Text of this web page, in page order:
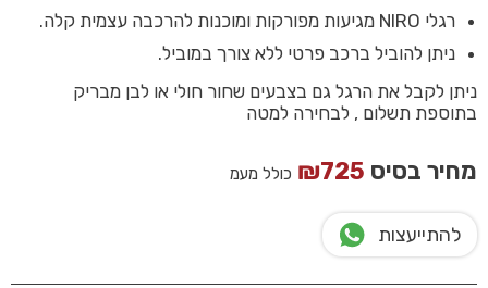
רגלי NIRO מגיעות מפורקות ומוכנות להרכבה עצמית קלה.
ניתן להוביל ברכב פרטי ללא צורך במוביל.
ניתן לקבל את הרגל גם בצבעים שחור חולי או לבן מבריק
בתוספת תשלום , לבחירה למטה
מחיר בסיס ₪725 כולל מעמ
להתייעצות